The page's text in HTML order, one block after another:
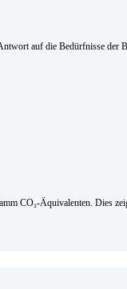
auf die Bedürfnisse der
CO₂-Äquivalenten. Dies